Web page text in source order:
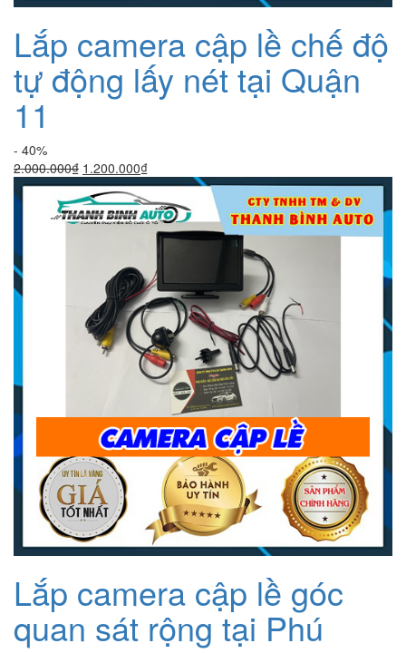
Lắp camera cập lề chế độ
tự động lấy nét tại Quận
11
- 40%
2.000.000₫ Giá
gốc
là:
2.000.000₫.
1.200.000₫Giá
hiện
tại
là:
1.200.000₫.
Lắp camera cập lề góc
quan sát rộng tại Phú